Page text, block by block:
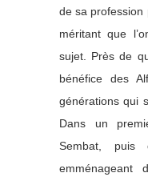
de sa profession
méritant que
sujet. Près de
bénéfice des
générations qui
Dans un
Sembat,